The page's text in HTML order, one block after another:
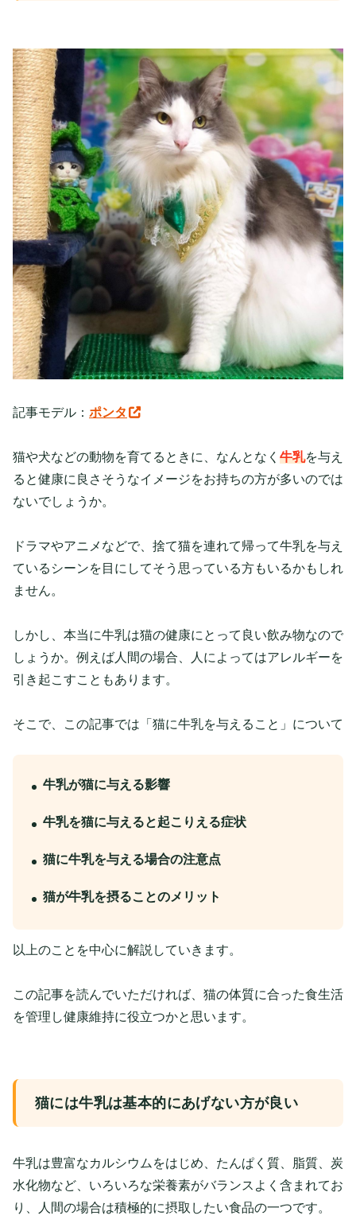
記事モデル： ポンタ
猫や犬などの動物を育てるときに、なんとなく 牛乳を与え
ると健康に良さそうなイメージをお持ちの方が多いのでは
ないでしょうか。
ドラマやアニメなどで、捨て猫を連れて帰って牛乳を与え
ているシーンを目にしてそう思っている方もいるかもしれ
ません。
しかし、本当に牛乳は猫の健康にとって良い飲み物なので
しょうか。例えば人間の場合、人によってはアレルギーを
引き起こすこともあります。
そこで、この記事では「猫に牛乳を与えること」について
牛乳が猫に与える影響
牛乳を猫に与えると起こりえる症状
猫に牛乳を与える場合の注意点
猫が牛乳を摂ることのメリット
以上のことを中心に解説していきます。
この記事を読んでいただければ、猫の体質に合った食生活
を管理し健康維持に役立つかと思います。
猫には牛乳は基本的にあげない方が良い
牛乳は豊富なカルシウムをはじめ、たんぱく質、脂質、炭
水化物など、いろいろな栄養素がバランスよく含まれてお
り、人間の場合は積極的に摂取したい食品の一つです。